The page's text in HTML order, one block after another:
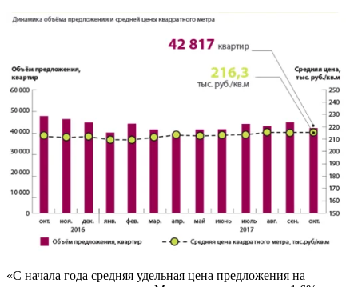
«С начала года средняя удельная цена предложения на